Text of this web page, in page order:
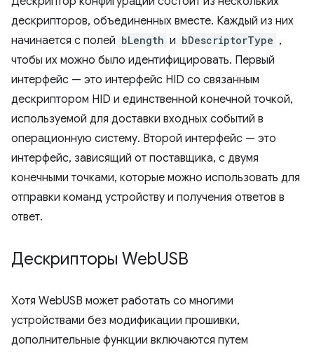
дескрипторов, объединенных вместе. Каждый из них
начинается с полей bLength и bDescriptorType ,
чтобы их можно было идентифицировать. Первый
интерфейс — это интерфейс HID со связанным
дескриптором HID и единственной конечной точкой,
используемой для доставки входных событий в
операционную систему. Второй интерфейс — это
интерфейс, зависящий от поставщика, с двумя
конечными точками, которые можно использовать для
отправки команд устройству и получения ответов в
ответ.
Дескрипторы WebUSB
Хотя WebUSB может работать со многими
устройствами без модификации прошивки,
дополнительные функции включаются путем